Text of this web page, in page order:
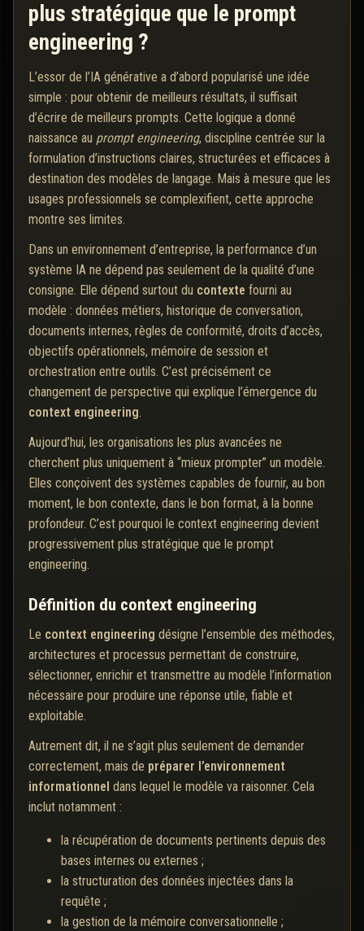
plus stratégique que le prompt
engineering ?
L’essor de l’IA générative a d’abord popularisé une idée
simple : pour obtenir de meilleurs résultats, il suffisait
d’écrire de meilleurs prompts. Cette logique a donné
naissance au prompt engineering, discipline centrée sur la
formulation d’instructions claires, structurées et efficaces à
destination des modèles de langage. Mais à mesure que les
usages professionnels se complexifient, cette approche
montre ses limites.
Dans un environnement d’entreprise, la performance d’un
système IA ne dépend pas seulement de la qualité d’une
consigne. Elle dépend surtout du contexte fourni au
modèle : données métiers, historique de conversation,
documents internes, règles de conformité, droits d’accès,
objectifs opérationnels, mémoire de session et
orchestration entre outils. C’est précisément ce
changement de perspective qui explique l’émergence du
context engineering.
Aujourd’hui, les organisations les plus avancées ne
cherchent plus uniquement à “mieux prompter” un modèle.
Elles conçoivent des systèmes capables de fournir, au bon
moment, le bon contexte, dans le bon format, à la bonne
profondeur. C’est pourquoi le context engineering devient
progressivement plus stratégique que le prompt
engineering.
Définition du context engineering
Le context engineering désigne l’ensemble des méthodes,
architectures et processus permettant de construire,
sélectionner, enrichir et transmettre au modèle l’information
nécessaire pour produire une réponse utile, fiable et
exploitable.
Autrement dit, il ne s’agit plus seulement de demander
correctement, mais de préparer l’environnement
informationnel dans lequel le modèle va raisonner. Cela
inclut notamment :
la récupération de documents pertinents depuis des
bases internes ou externes ;
la structuration des données injectées dans la
requête ;
la gestion de la mémoire conversationnelle ;